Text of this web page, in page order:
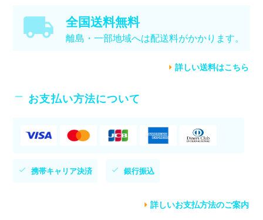
全国送料無料
離島・一部地域へは配送料がかかります。
詳しい送料はこちら
お支払い方法について
携帯キャリア決済 銀行振込
詳しいお支払方法のご案内